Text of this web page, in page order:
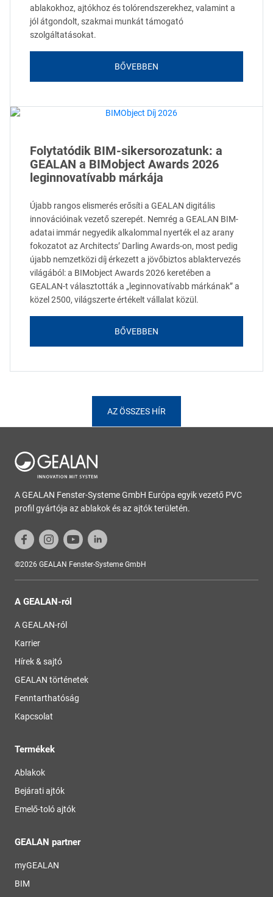
ablakokhoz, ajtókhoz és tolórendszerekhez, valamint a
jól átgondolt, szakmai munkát támogató
szolgáltatásokat.
BŐVEBBEN
Folytatódik BIM-sikersorozatunk: a
GEALAN a BIMobject Awards 2026
leginnovatívabb márkája
Újabb rangos elismerés erősíti a GEALAN digitális
innovációinak vezető szerepét. Nemrég a GEALAN BIM-
adatai immár negyedik alkalommal nyerték el az arany
fokozatot az Architects’ Darling Awards-on, most pedig
újabb nemzetközi díj érkezett a jövőbiztos ablaktervezés
világából: a BIMobject Awards 2026 keretében a
GEALAN-t választották a „leginnovatívabb márkának” a
közel 2500, világszerte értékelt vállalat közül.
BŐVEBBEN
AZ ÖSSZES HÍR
A GEALAN Fenster-Systeme GmbH Európa egyik vezető PVC
profil gyártója az ablakok és az ajtók területén.
©2026 GEALAN Fenster-Systeme GmbH
A GEALAN-ról
A GEALAN-ról
Karrier
Hírek & sajtó
GEALAN történetek
Fenntarthatóság
Kapcsolat
Termékek
Ablakok
Bejárati ajtók
Emelő-toló ajtók
GEALAN partner
myGEALAN
BIM